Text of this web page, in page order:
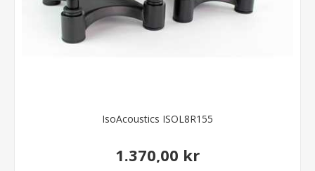
IsoAcoustics ISOL8R155
1.370,00 kr